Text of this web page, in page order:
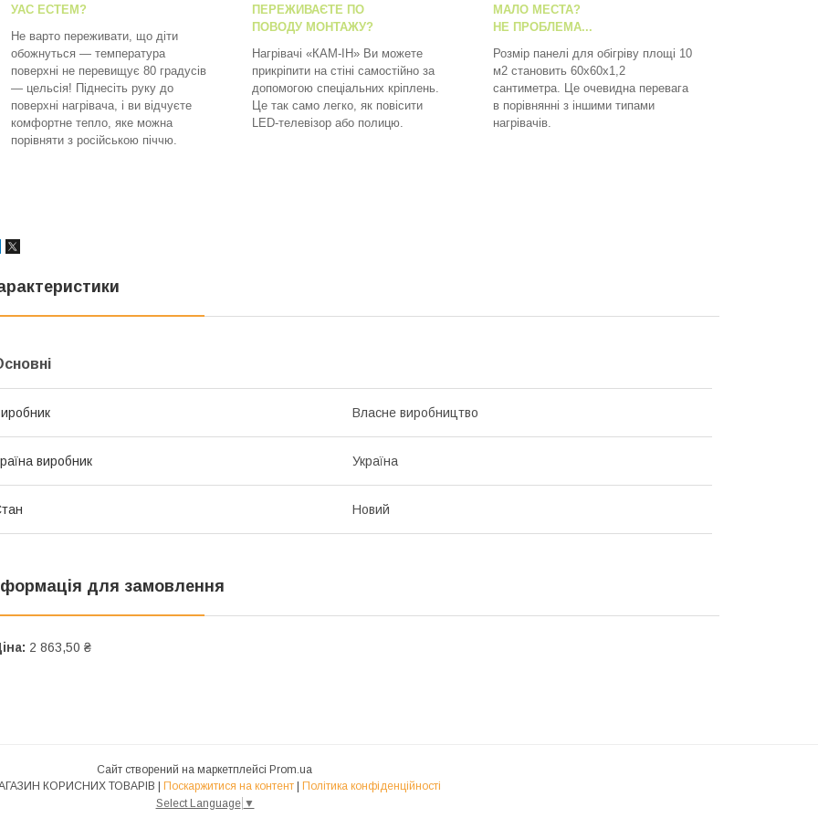
УАС ЕСТЕМ?
Не варто переживати, що діти
обожнуться — температура
поверхні не перевищує 80 градусів
— цельсія! Піднесіть руку до
поверхні нагрівача, і ви відчуєте
комфортне тепло, яке можна
порівняти з російською піччю.
ПЕРЕЖИВАЄТЕ ПО
ПОВОДУ МОНТАЖУ?
Нагрівачі «КАМ-ІН» Ви можете
прикріпити на стіні самостійно за
допомогою спеціальних кріплень.
Це так само легко, як повісити
LED-телевізор або полицю.
МАЛО МЕСТА?
НЕ ПРОБЛЕМА...
Розмір панелі для обігріву площі 10
м2 становить 60х60х1,2
сантиметра. Це очевидна перевага
в порівнянні з іншими типами
нагрівачів.
Власне виробництво
виробник Україна
Новий
для замовлення
2 863,50 ₴
Сайт створений на маркетплейсі Prom.ua
Поскаржитися на контент
Політика конфіденційності
Select Language ▼